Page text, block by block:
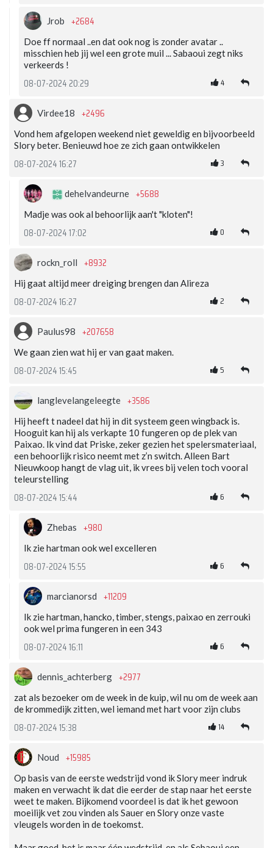
Jrob +2684
Doe ff normaal ..en dat ook nog is zonder avatar ..
misschien heb jij wel een grote muil ... Sabaoui zegt niks
verkeerds !
08-07-2024 20:29 4
Virdee18 +2496
Vond hem afgelopen weekend niet geweldig en bijvoorbeeld
Slory beter. Benieuwd hoe ze zich gaan ontwikkelen
08-07-2024 16:27 3
dehelvandeurne +5688
Madje was ook al behoorlijk aan't "kloten"!
08-07-2024 17:02 0
rockn_roll +8932
Hij gaat altijd meer dreiging brengen dan Alireza
08-07-2024 16:27 2
Paulus98 +207658
We gaan zien wat hij er van gaat maken.
08-07-2024 15:45 5
langlevelangeleegte +3586
Hij heeft t nadeel dat hij in dit systeem geen wingback is.
Hooguit kan hij als verkapte 10 fungeren op de plek van
Paixao. Ik vind dat Priske, zeker gezien het spelersmateriaal,
een behoorlijk risico neemt met z’n switch. Alleen Bart
Nieuwkoop hangt de vlag uit, ik vrees bij velen toch vooral
teleurstelling
08-07-2024 15:44 6
Zhebas +980
Ik zie hartman ook wel excelleren
08-07-2024 15:55 6
marcianorsd +11209
Ik zie hartman, hancko, timber, stengs, paixao en zerrouki
ook wel prima fungeren in een 343
08-07-2024 16:11 6
dennis_achterberg +2977
zat als bezoeker om de week in de kuip, wil nu om de week aan
de krommedijk zitten, wel iemand met hart voor zijn clubs
08-07-2024 15:38 14
Noud +15985
Op basis van de eerste wedstrijd vond ik Slory meer indruk
maken en verwacht ik dat die eerder de stap naar het eerste
weet te maken. Bijkomend voordeel is dat ik het gewoon
moeilijk vet zou vinden als Sauer en Slory onze vaste
vleugels worden in de toekomst.